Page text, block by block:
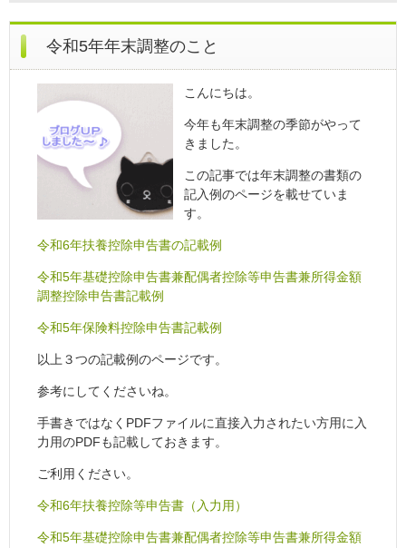
令和5年年末調整のこと
こんにちは。
今年も年末調整の季節がやって
きました。
この記事では年末調整の書類の
記入例のページを載せていま
す。
令和6年扶養控除申告書の記載例
令和5年基礎控除申告書兼配偶者控除等申告書兼所得金額
調整控除申告書記載例
令和5年保険料控除申告書記載例
以上３つの記載例のページです。
参考にしてくださいね。
手書きではなくPDFファイルに直接入力されたい方用に入
力用のPDFも記載しておきます。
ご利用ください。
令和6年扶養控除等申告書（入力用）
令和5年基礎控除申告書兼配偶者控除等申告書兼所得金額